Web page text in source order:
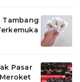
Tambang
Pasar